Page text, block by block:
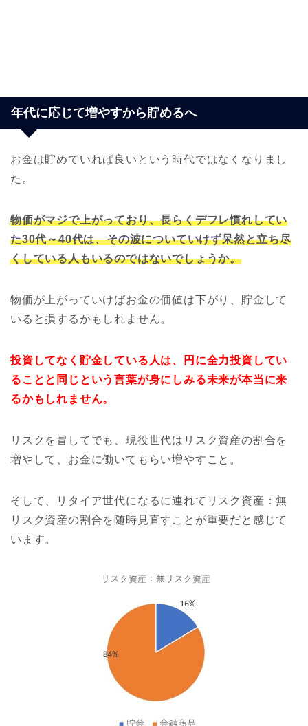
年代に応じて増やすから貯めるへ
お金は貯めていれば良いという時代ではなくなりまし
た。
物価がマジで上がっており、長らくデフレ慣れしてい
た30代～40代は、その波についていけず呆然と立ち尽
くしている人もいるのではないでしょうか。
物価が上がっていけばお金の価値は下がり、貯金して
いると損するかもしれません。
投資してなく貯金している人は、円に全力投資してい
ることと同じという言葉が身にしみる未来が本当に来
るかもしれません。
リスクを冒してでも、現役世代はリスク資産の割合を
増やして、お金に働いてもらい増やすこと。
そして、リタイア世代になるに連れてリスク資産：無
リスク資産の割合を随時見直すことが重要だと感じて
います。